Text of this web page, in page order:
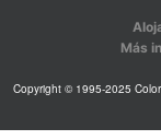
Más
Copyright © 1995-2025